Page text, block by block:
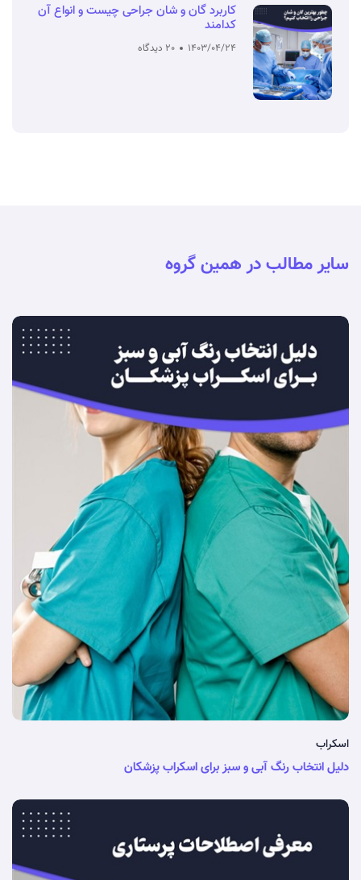
کاربرد گان و شان جراحی چیست و انواع آن
کدامند
1403/04/24 20 دیدگاه
سایر مطالب در همین گروه
اسکراب
دلیل انتخاب رنگ آبی و سبز برای اسکراب پزشکان